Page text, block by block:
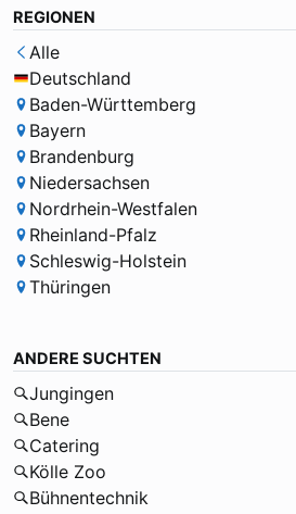
REGIONEN
Alle
Deutschland
Baden-Württemberg
Bayern
Brandenburg
Niedersachsen
Nordrhein-Westfalen
Rheinland-Pfalz
Schleswig-Holstein
Thüringen
ANDERE SUCHTEN
Jungingen
Bene
Catering
Kölle Zoo
Bühnentechnik